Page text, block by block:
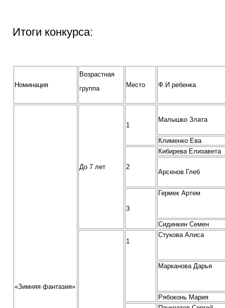
Итоги конкурса:
Номинация
Возрастная
группа
Место Ф.И ребенка
«Зимняя фантазия»
До 7 лет
1
Малышко Злата
Клименко Ева
2
Кибирева Елизавета
Арсенов Глеб
3
Гермек Артем
Сидинкин Семен
1
Стукова Алиса
Марканова Дарья
Рябоконь Мария